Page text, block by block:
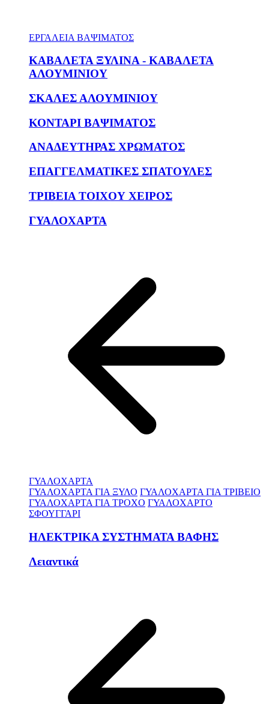
ΕΡΓΑΛΕΙΑ ΒΑΨΙΜΑΤΟΣ
ΚΑΒΑΛΕΤΑ ΞΥΛΙΝΑ - ΚΑΒΑΛΕΤΑ
ΑΛΟΥΜΙΝΙΟΥ
ΣΚΑΛΕΣ ΑΛΟΥΜΙΝΙΟΥ
ΚΟΝΤΑΡΙ ΒΑΨΙΜΑΤΟΣ
ΑΝΑΔΕΥΤΗΡΑΣ ΧΡΩΜΑΤΟΣ
ΕΠΑΓΓΕΛΜΑΤΙΚΕΣ ΣΠΑΤΟΥΛΕΣ
ΤΡΙΒΕΙΑ ΤΟΙΧΟΥ ΧΕΙΡΟΣ
ΓΥΑΛΟΧΑΡΤΑ
ΓΥΑΛΟΧΑΡΤΑ
ΓΥΑΛΟΧΑΡΤΑ ΓΙΑ ΞΥΛΟ ΓΥΑΛΟΧΑΡΤΑ ΓΙΑ ΤΡΙΒΕΙΟ
ΓΥΑΛΟΧΑΡΤΑ ΓΙΑ ΤΡΟΧΟ ΓΥΑΛΟΧΑΡΤΟ
ΣΦΟΥΓΓΑΡΙ
ΗΛΕΚΤΡΙΚΑ ΣΥΣΤΗΜΑΤΑ ΒΑΦΗΣ
Λειαντικά